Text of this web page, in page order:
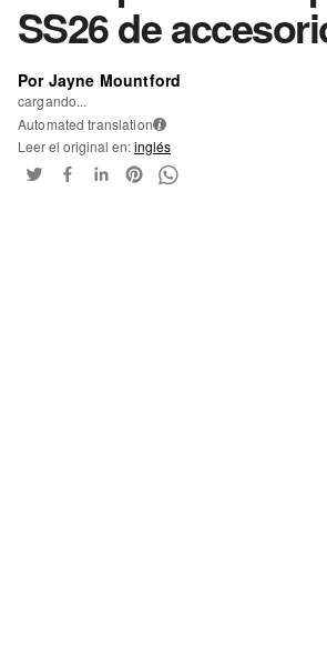
SS26 de
Por Jayne Mountford
cargando...
Automated translation i
Leer el original en:inglés